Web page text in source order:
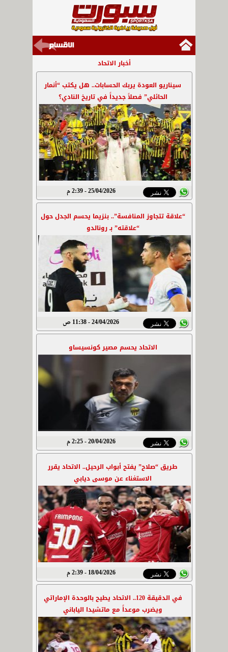
أخبار الاتحاد
سيناريو العودة يربك الحسابات.. هل يكتب “أنمار
الحائلي” فصلاً جديداً في تاريخ النادي؟
25/04/2026 - 2:39 م
“علاقة تتجاوز المنافسة”.. بنزيما يحسم الجدل حول
“علاقته” بـ رونالدو
24/04/2026 - 11:38 ص
الاتحاد يحسم مصير كونسيساو
20/04/2026 - 2:25 م
طريق “صلاح” يفتح أبواب الرحيل.. الاتحاد يقرر
الاستغناء عن موسى ديابي
18/04/2026 - 2:39 م
في الدقيقة 120.. الاتحاد يطيح بالوحدة الإماراتي
ويضرب موعداً مع ماتشيدا الياباني